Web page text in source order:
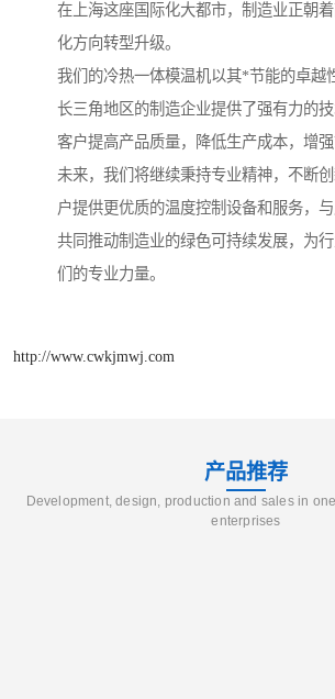
在上海这座国际化大都市，制造业正朝
化方向转型升级。
我们的冷热一体模温机以其*节能的卓越
长三角地区的制造企业提供了强有力的
客户提高产品质量，降低生产成本，增强
未来，我们将继续秉持专业精神，不断
户提供更优质的温度控制设备和服务，
共同推动制造业的绿色可持续发展，为
们的专业力量。
http://www.cwkjmwj.com
产品推荐
Development, design, production and sales in
enterprises